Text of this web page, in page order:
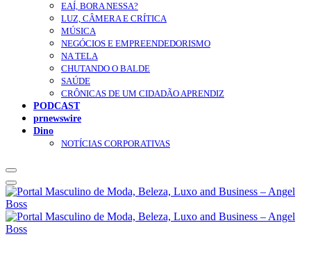
EAÍ, BORA NESSA?
LUZ, CÂMERA E CRÍTICA
MÚSICA
NEGÓCIOS E EMPREENDEDORISMO
NA TELA
CHUTANDO O BALDE
SAÚDE
CRÔNICAS DE UM CIDADÃO APRENDIZ
PODCAST
prnewswire
Dino
NOTÍCIAS CORPORATIVAS